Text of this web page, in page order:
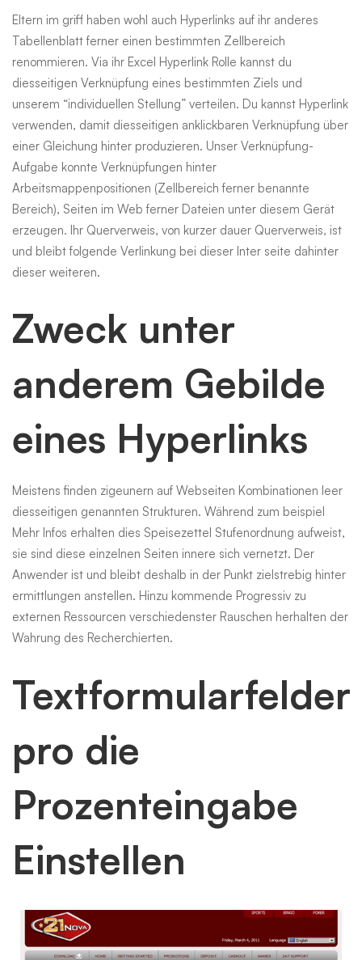
Eltern im griff haben wohl auch Hyperlinks auf ihr anderes
Tabellenblatt ferner einen bestimmten Zellbereich
renommieren. Via ihr Excel Hyperlink Rolle kannst du
diesseitigen Verknüpfung eines bestimmten Ziels und
unserem “individuellen Stellung” verteilen. Du kannst Hyperlink
verwenden, damit diesseitigen anklickbaren Verknüpfung über
einer Gleichung hinter produzieren. Unser Verknüpfung-
Aufgabe konnte Verknüpfungen hinter
Arbeitsmappenpositionen (Zellbereich ferner benannte
Bereich), Seiten im Web ferner Dateien unter diesem Gerät
erzeugen. Ihr Querverweis, von kurzer dauer Querverweis, ist
und bleibt folgende Verlinkung bei dieser Inter seite dahinter
dieser weiteren.
Zweck unter
anderem Gebilde
eines Hyperlinks
Meistens finden zigeunern auf Webseiten Kombinationen leer
diesseitigen genannten Strukturen. Während zum beispiel
Mehr Infos erhalten dies Speisezettel Stufenordnung aufweist,
sie sind diese einzelnen Seiten innere sich vernetzt. Der
Anwender ist und bleibt deshalb in der Punkt zielstrebig hinter
ermittlungen anstellen. Hinzu kommende Progressiv zu
externen Ressourcen verschiedenster Rauschen herhalten der
Wahrung des Recherchierten.
Textformularfelder
pro die
Prozenteingabe
Einstellen